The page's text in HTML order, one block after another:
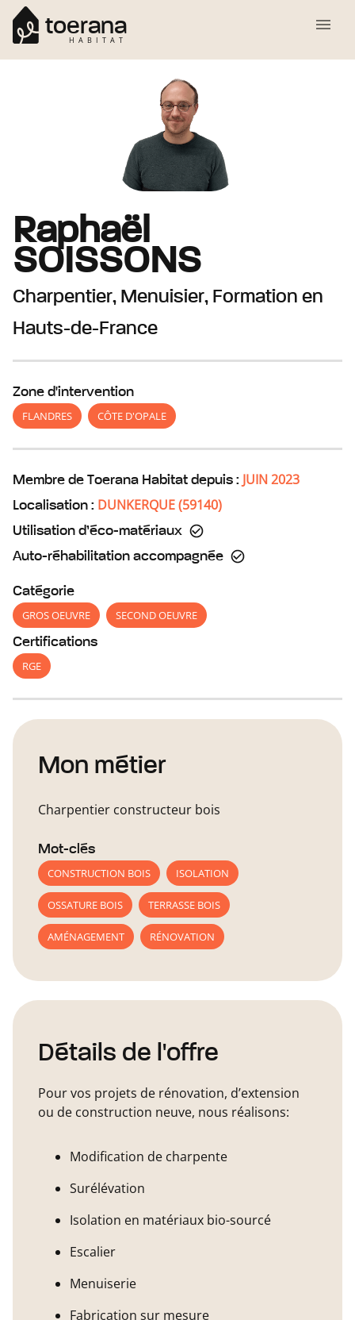
toerana
HABITAT
Raphaël
SOISSONS
Charpentier, Menuisier, Formation en
Hauts-de-France
Zone d'intervention
FLANDRES
CÔTE D'OPALE
Membre de Toerana Habitat depuis : JUIN 2023
Localisation : DUNKERQUE(59140)
Utilisation d’éco-matériaux
Auto-réhabilitation accompagnée
Catégorie
GROS OEUVRE
SECOND OEUVRE
Certifications
RGE
Mon métier
Charpentier constructeur bois
Mot-clés
CONSTRUCTION BOIS
ISOLATION
OSSATURE BOIS TERRASSE BOIS
AMÉNAGEMENT RÉNOVATION
Détails de l'offre
Pour vos projets de rénovation, d’extension
ou de construction neuve, nous réalisons:
Modification de charpente
Surélévation
Isolation en matériaux bio-sourcé
Escalier
Menuiserie
Fabrication sur mesure